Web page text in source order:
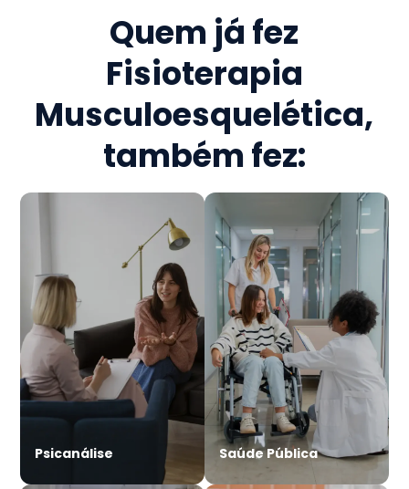
Quem já fez
Fisioterapia
Musculoesquelética,
também fez:
Psicanálise Saúde Pública